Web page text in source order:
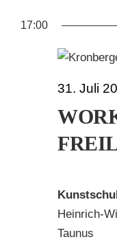
SUCHE
NACH:
FÜR
JULI
2026
wählen.
17:00
31. Juli
Heinrich-
Taunus